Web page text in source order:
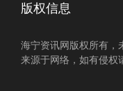
版权信息
海宁资讯网版权所有，
来源于网络，如有侵权